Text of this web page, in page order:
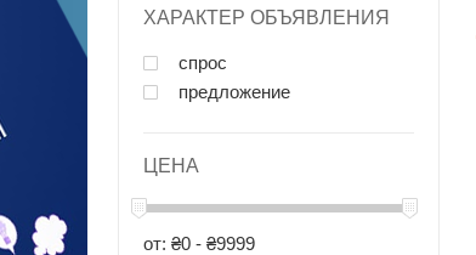
ХАРАКТЕР ОБЪЯВЛЕНИЯ
спрос
предложение
ЦЕНА
от: ₴0 - ₴9999